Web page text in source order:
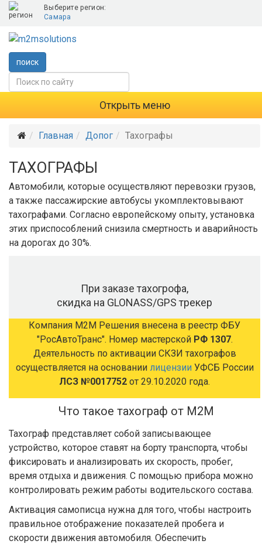
Выберите регион:
Самара
поиск
Открыть меню
Главная Допог Тахографы
ТАХОГРАФЫ
Автомобили, которые осуществляют перевозки грузов,
а также пассажирские автобусы укомплектовывают
тахографами. Согласно европейскому опыту, установка
этих приспособлений снизила смертность и аварийность
на дорогах до 30%.
При заказе тахогрофа,
скидка на GLONASS/GPS трекер
Компания М2М Решения внесена в реестр ФБУ
"РосАвтоТранс". Номер мастерской РФ 1307.
Деятельность по активации СКЗИ тахографов
осуществляется на основании лицензииУФСБ России
ЛСЗ №0017752 от 29.10.2020 года.
Что такое тахограф от М2М
Тахограф представляет собой записывающее
устройство, которое ставят на борту транспорта, чтобы
фиксировать и анализировать их скорость, пробег,
время отдыха и движения. С помощью прибора можно
контролировать режим работы водительского состава.
Активация самописца нужна для того, чтобы настроить
правильное отображение показателей пробега и
скорости движения автомобиля. Обеспечить